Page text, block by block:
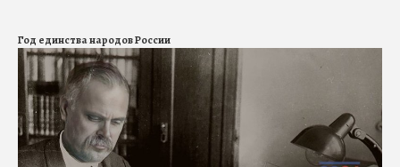
Год единства народов России